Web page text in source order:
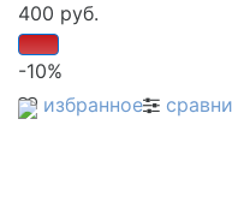
избранное
400 руб.
-10%